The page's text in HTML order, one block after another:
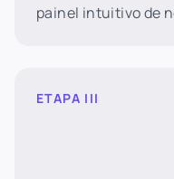
painel intuitivo de
ETAPA III